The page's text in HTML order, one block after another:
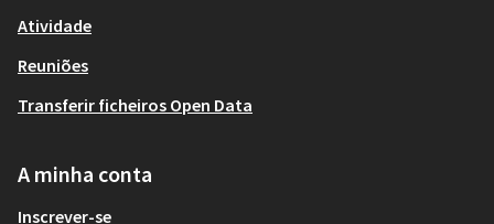
Atividade
Reuniões
Transferir ficheiros Open Data
A minha conta
Inscrever-se